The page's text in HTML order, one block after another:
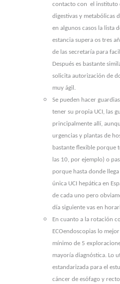
contacto con el instituto
digestivas y metabólicas
en algunos casos la lista
estancia supera os tres
de las secretaría para
Después es bastante
solicita autorización de
muy ágil.
Se pueden hacer
tener su propia UCI, las
principalmente allí,
urgencias y plantas de
bastante flexible porque
las 10, por ejemplo) o
porque hasta donde
única UCI hepática en
de cada uno pero
día siguiente vas en
En cuanto a la rotación
ECOendoscopias lo
mínimo de 5
mayoría diagnóstica. Lo
estandarizada para el
cáncer de esófago y